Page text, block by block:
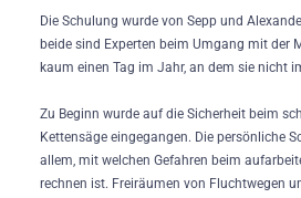
Die Schulung wurde von Sepp und
beide sind Experten beim Umgang mit der
kaum einen Tag im Jahr, an dem sie nicht
Zu Beginn wurde auf die Sicherheit beim
Kettensäge eingegangen. Die persönliche
allem, mit welchen Gefahren beim
rechnen ist. Freiräumen von Fluchtwegen